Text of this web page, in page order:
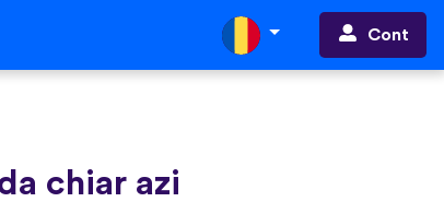
Cont
chiar azi